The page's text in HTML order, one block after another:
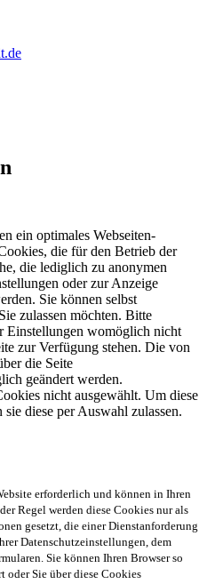
ein optimales Webseiten-
die für den Betrieb der
die lediglich zu anonymen
oder zur Anzeige
Sie können selbst
zulassen möchten. Bitte
Einstellungen womöglich nicht
zur Verfügung stehen. Die von
die Seite
geändert werden.
nicht ausgewählt. Um diese
sie diese per Auswahl zulassen.
erforderlich und können in Ihren
Regel werden diese Cookies nur als
gesetzt, die einer Dienstanforderung
Datenschutzeinstellungen, dem
Sie können Ihren Browser so
oder Sie über diese Cookies